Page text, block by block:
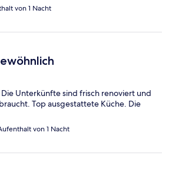
von 1 Nacht
Unterkünfte sind frisch renoviert und
Top ausgestattete Küche. Die
von 1 Nacht